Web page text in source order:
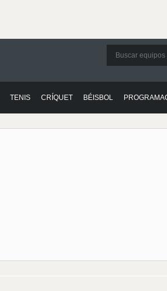
TENIS CRÍQUET BÉISBOL